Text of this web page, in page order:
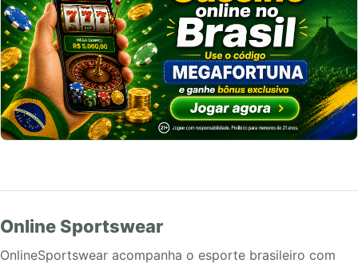
Online Sportswear
OnlineSportswear acompanha o esporte brasileiro com